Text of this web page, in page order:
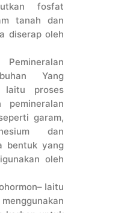
fosfat
tanah dan
diserap oleh
Pemineralan
Yang
proses
pemineralan
garam,
dan
bentuk yang
oleh
Iaitu